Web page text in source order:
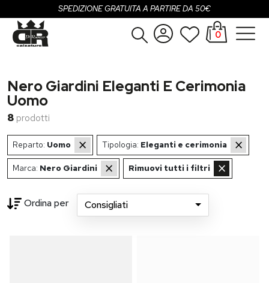
SPEDIZIONE GRATUITA A PARTIRE DA 50€
Uomo
Bambina
Bambino
SALDI
OUTLET
Registrati
0
Nero Giardini Eleganti E Cerimonia
Uomo
8 prodotti
Reparto: Uomo × Tipologia: Eleganti e cerimonia ×
Marca: Nero Giardini × Rimuovi tutti i filtri ×
Ordina per Consigliati